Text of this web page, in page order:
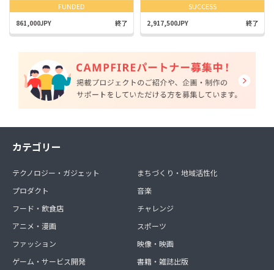
FUNDED
861,000JPY 終了
SUCCESS
2,917,500JPY 終了
カテゴリー
テクノロジー・ガジェット
プロダクト
フード・飲食店
アニメ・漫画
ファッション
ゲーム・サービス開発
まちづくり・地域活性化
音楽
チャレンジ
スポーツ
映像・映画
書籍・雑誌出版